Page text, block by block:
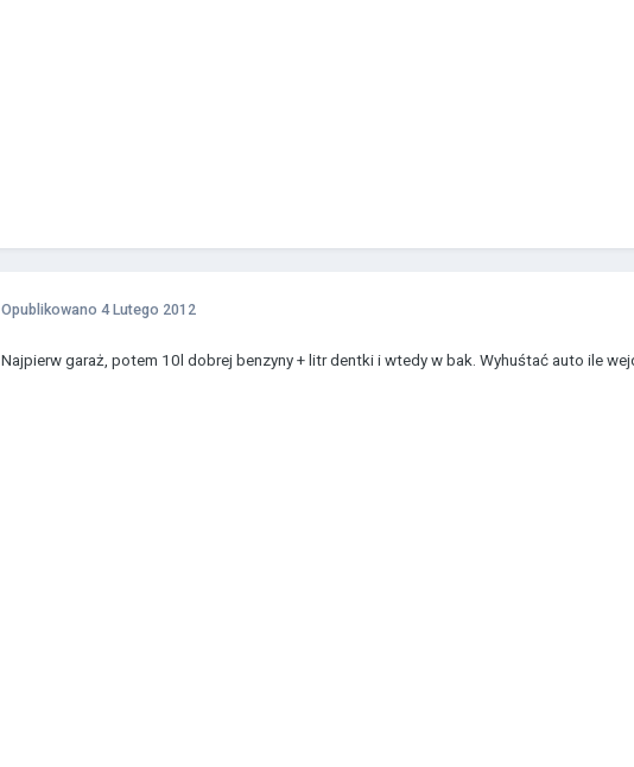
Opublikowano 4 Lutego 2012
Najpierw garaż, potem 10l dobrej benzyny + litr dentki i wtedy w bak. Wyhuśtać auto ile